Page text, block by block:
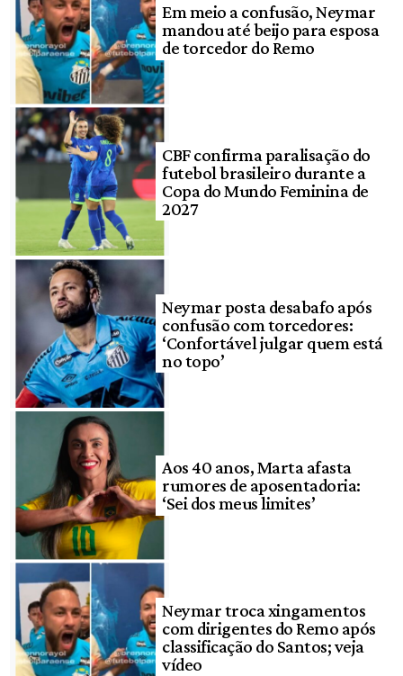
Em meio a confusão, Neymar
mandou até beijo para esposa
de torcedor do Remo
CBF confirma paralisação do
futebol brasileiro durante a
Copa do Mundo Feminina de
2027
Neymar posta desabafo após
confusão com torcedores:
‘Confortável julgar quem está
no topo’
Aos 40 anos, Marta afasta
rumores de aposentadoria:
‘Sei dos meus limites’
Neymar troca xingamentos
com dirigentes do Remo após
classificação do Santos; veja
vídeo